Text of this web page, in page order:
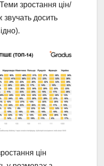
зростання цін/
звучать досить
цін